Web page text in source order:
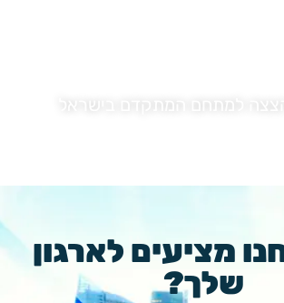
מציעים לארגון
שלך?